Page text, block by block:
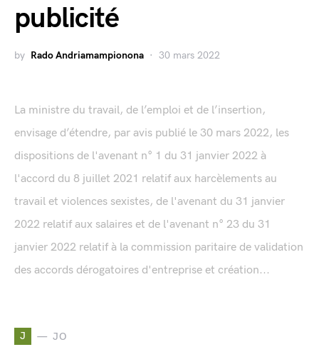
publicité
by Rado Andriamampionona 30 mars 2022
La ministre du travail, de l’emploi et de l’insertion,
envisage d’étendre, par avis publié le 30 mars 2022, les
dispositions de l'avenant n° 1 du 31 janvier 2022 à
l'accord du 8 juillet 2021 relatif aux harcèlements au
travail et violences sexistes, de l'avenant du 31 janvier
2022 relatif aux salaires et de l'avenant n° 23 du 31
janvier 2022 relatif à la commission paritaire de validation
des accords dérogatoires d'entreprise et création...
J JO